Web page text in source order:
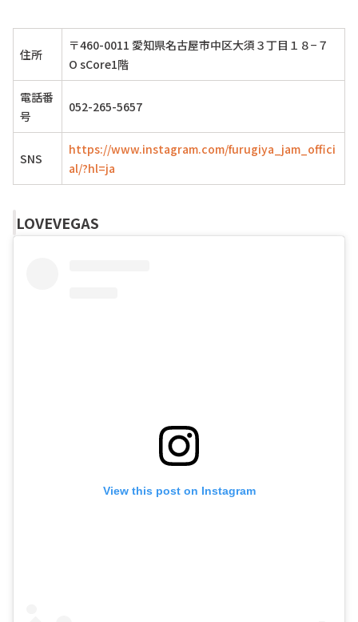
住所
〒460-0011 愛知県名古屋市中区大須３丁目１８−７
O sCore1階
電話番
号
052-265-5657
SNS
https://www.instagram.com/furugiya_jam_offici
al/?hl=ja
LOVEVEGAS
View this post on Instagram